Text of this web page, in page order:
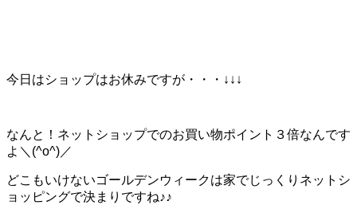
今日はショップはお休みですが・・・↓↓↓
なんと！ネットショップでのお買い物ポイント３倍なんです
よ＼(^o^)／
どこもいけないゴールデンウィークは家でじっくりネットシ
ョッピングで決まりですね♪♪